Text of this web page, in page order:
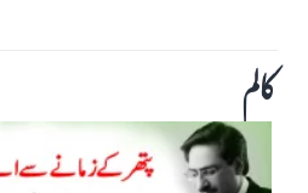
کالم